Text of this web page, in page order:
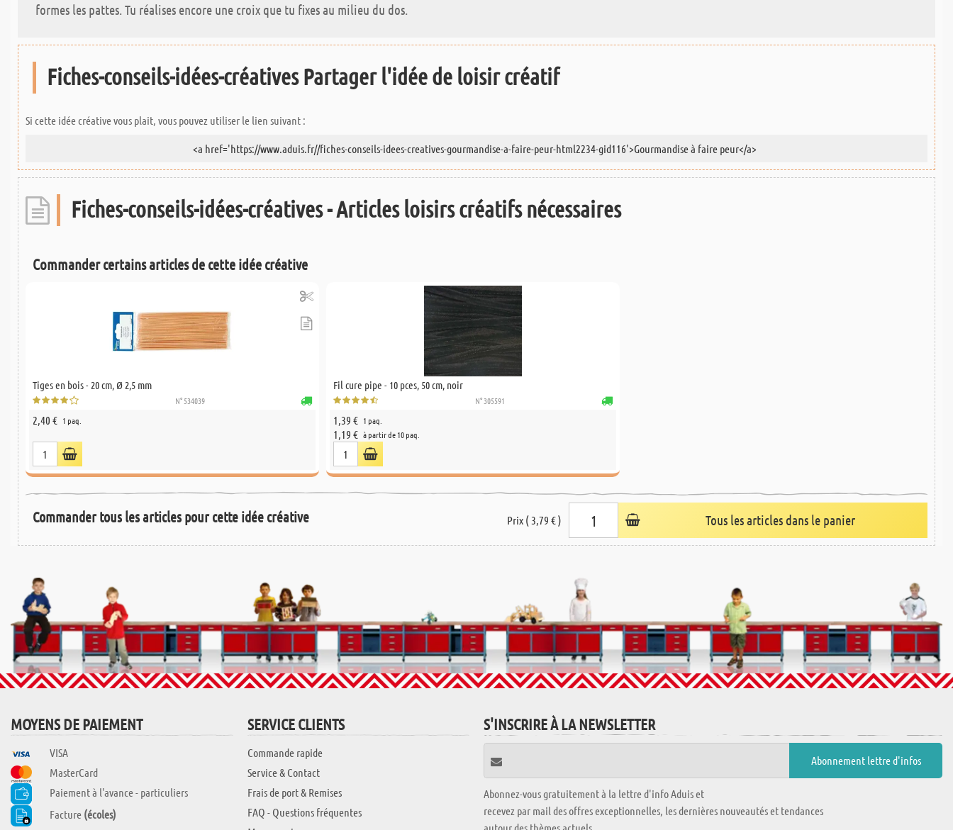
formes les pattes. Tu réalises encore une croix que tu fixes au milieu du dos.
Fiches-conseils-idées-créatives Partager l'idée de loisir créatif
Si cette idée créative vous plait, vous pouvez utiliser le lien suivant :
Fiches-conseils-idées-créatives - Articles loisirs créatifs nécessaires
Commander certains articles de cette idée créative
Tiges en bois - 20 cm, Ø 2,5 mm
N° 534039
2,40 € 1 paq.
Fil cure pipe - 10 pces, 50 cm, noir
N° 305591
1,39 € 1 paq.
1,19 € à partir de 10 paq.
Commander tous les articles pour cette idée créative Prix ( 3,79 € ) Tous les articles dans le panier
MOYENS DE PAIEMENT
VISA
MasterCard
Paiement à l'avance - particuliers
Facture (écoles)
SERVICE CLIENTS
Commande rapide
Service & Contact
Frais de port & Remises
FAQ - Questions fréquentes
S'INSCRIRE À LA NEWSLETTER
Abonnez-vous gratuitement à la lettre d'info Aduis et
recevez par mail des offres exceptionnelles, les dernières nouveautés et tendances